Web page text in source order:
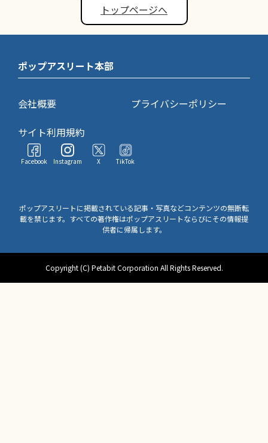
トップページへ
ポップアスリート本部
会社概要
プライバシーポリシー
サイト利用規約
Facebook Instagram X TikTok
ポップアスリートに掲載されている記事・写真などコンテンツの無断転
載を禁じます。すべての著作権はポップアスリートならびにその情報提
供者に帰属します。
Copyright (C) Petabit Corporation All Rights Reserved.